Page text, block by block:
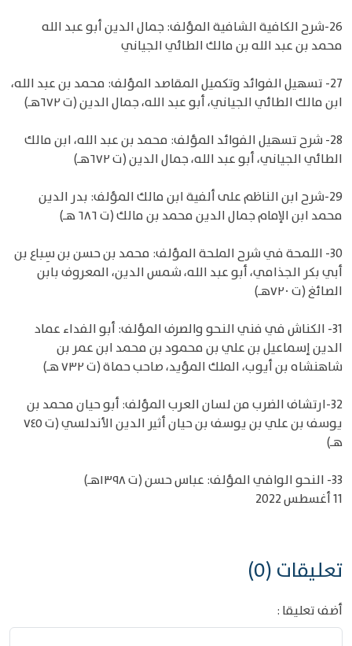
26-شرح الكافية الشافية المؤلف: جمال الدين أبو عبد الله
محمد بن عبد الله بن مالك الطائي الجياني
27- تسهيل الفوائد وتكميل المقاصد المؤلف: محمد بن عبد الله،
ابن مالك الطائي الجياني، أبو عبد الله، جمال الدين (ت ٦٧٢هـ)
28- شرح تسهيل الفوائد المؤلف: محمد بن عبد الله، ابن مالك
الطائي الجياني، أبو عبد الله، جمال الدين (ت ٦٧٢هـ)
29-شرح ابن الناظم على ألفية ابن مالك المؤلف: بدر الدين
محمد ابن الإمام جمال الدين محمد بن مالك (ت ٦٨٦ هـ)
30- اللمحة في شرح الملحة المؤلف: محمد بن حسن بن سِباع بن
أبي بكر الجذامي، أبو عبد الله، شمس الدين، المعروف بابن
الصائغ (ت ٧٢٠هـ)
31- الكناش في فني النحو والصرف المؤلف: أبو الفداء عماد
الدين إسماعيل بن علي بن محمود بن محمد ابن عمر بن
شاهنشاه بن أيوب، الملك المؤيد، صاحب حماة (ت ٧٣٢ هـ)
32-ارتشاف الضرب من لسان العرب المؤلف: أبو حيان محمد بن
يوسف بن علي بن يوسف بن حيان أثير الدين الأندلسي (ت ٧٤٥
هـ)
33- النحو الوافي المؤلف: عباس حسن (ت ١٣٩٨هـ)
11 أغسطس 2022
تعليقات (0)
أضف تعليقا :